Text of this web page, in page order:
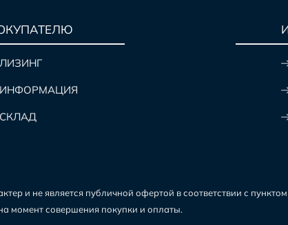
ЛИЗИНГ
ИНФОРМАЦИЯ
СКЛАД
и не является публичной офертой в соответствии с
момент совершения покупки и оплаты.